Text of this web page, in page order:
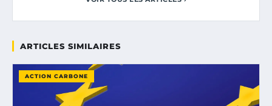
ARTICLES SIMILAIRES
ACTION CARBONE